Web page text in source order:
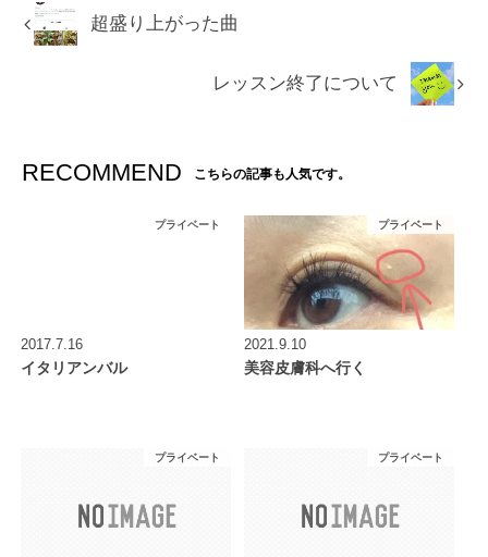
超盛り上がった曲
レッスン終了について
RECOMMEND こちらの記事も人気です。
プライベート
2017.7.16
イタリアンバル
プライベート
2021.9.10
美容皮膚科へ行く
プライベート プライベート